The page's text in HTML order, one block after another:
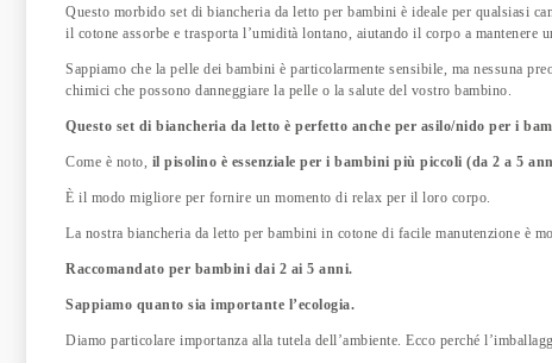
Questo morbido set di biancheria da letto per bambini è ideale per qualsiasi
il cotone assorbe e trasporta l’umidità lontano, aiutando il corpo a
Sappiamo che la pelle dei bambini è particolarmente sensibile, ma nessuna
chimici che possono danneggiare la pelle o la salute del vostro bambino.
Questo set di biancheria da letto è perfetto anche per asilo/nido per i
Come è noto, il pisolino è essenziale per i bambini più piccoli (da 2 a 5
È il modo migliore per fornire un momento di relax per il loro corpo.
La nostra biancheria da letto per bambini in cotone di facile manutenzione è
Raccomandato per bambini dai 2 ai 5 anni.
Sappiamo quanto sia importante l’ecologia.
Diamo particolare importanza alla tutela dell’ambiente. Ecco perché